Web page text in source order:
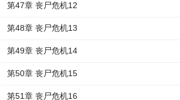
第47章 丧尸危机12
第48章 丧尸危机13
第49章 丧尸危机14
第50章 丧尸危机15
第51章 丧尸危机16